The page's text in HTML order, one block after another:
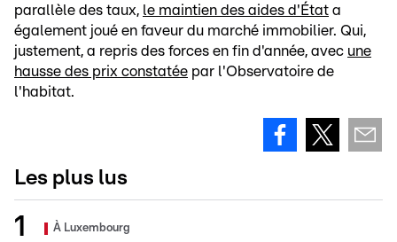
parallèle des taux, le maintien des aides d'État a
également joué en faveur du marché immobilier. Qui,
justement, a repris des forces en fin d'année, avec une
hausse des prix constatée par l'Observatoire de
l'habitat.
Les plus lus
À Luxembourg